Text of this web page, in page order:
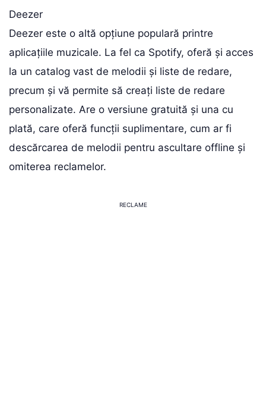
Deezer
Deezer este o altă opțiune populară printre
aplicațiile muzicale. La fel ca Spotify, oferă și acces
la un catalog vast de melodii și liste de redare,
precum și vă permite să creați liste de redare
personalizate. Are o versiune gratuită și una cu
plată, care oferă funcții suplimentare, cum ar fi
descărcarea de melodii pentru ascultare offline și
omiterea reclamelor.
RECLAME